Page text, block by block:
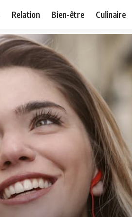
Relation Bien-être Culinaire